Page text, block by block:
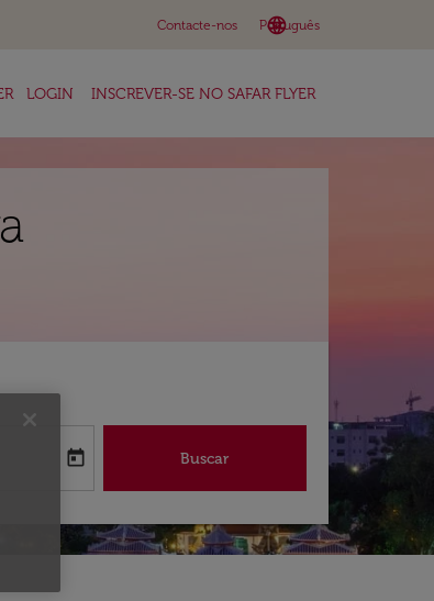
Contacte-nos language
Português
keyboard_arrow_down
LOGIN INSCREVER-SE NO SAFAR FLYER
date-aria-label
today Buscar